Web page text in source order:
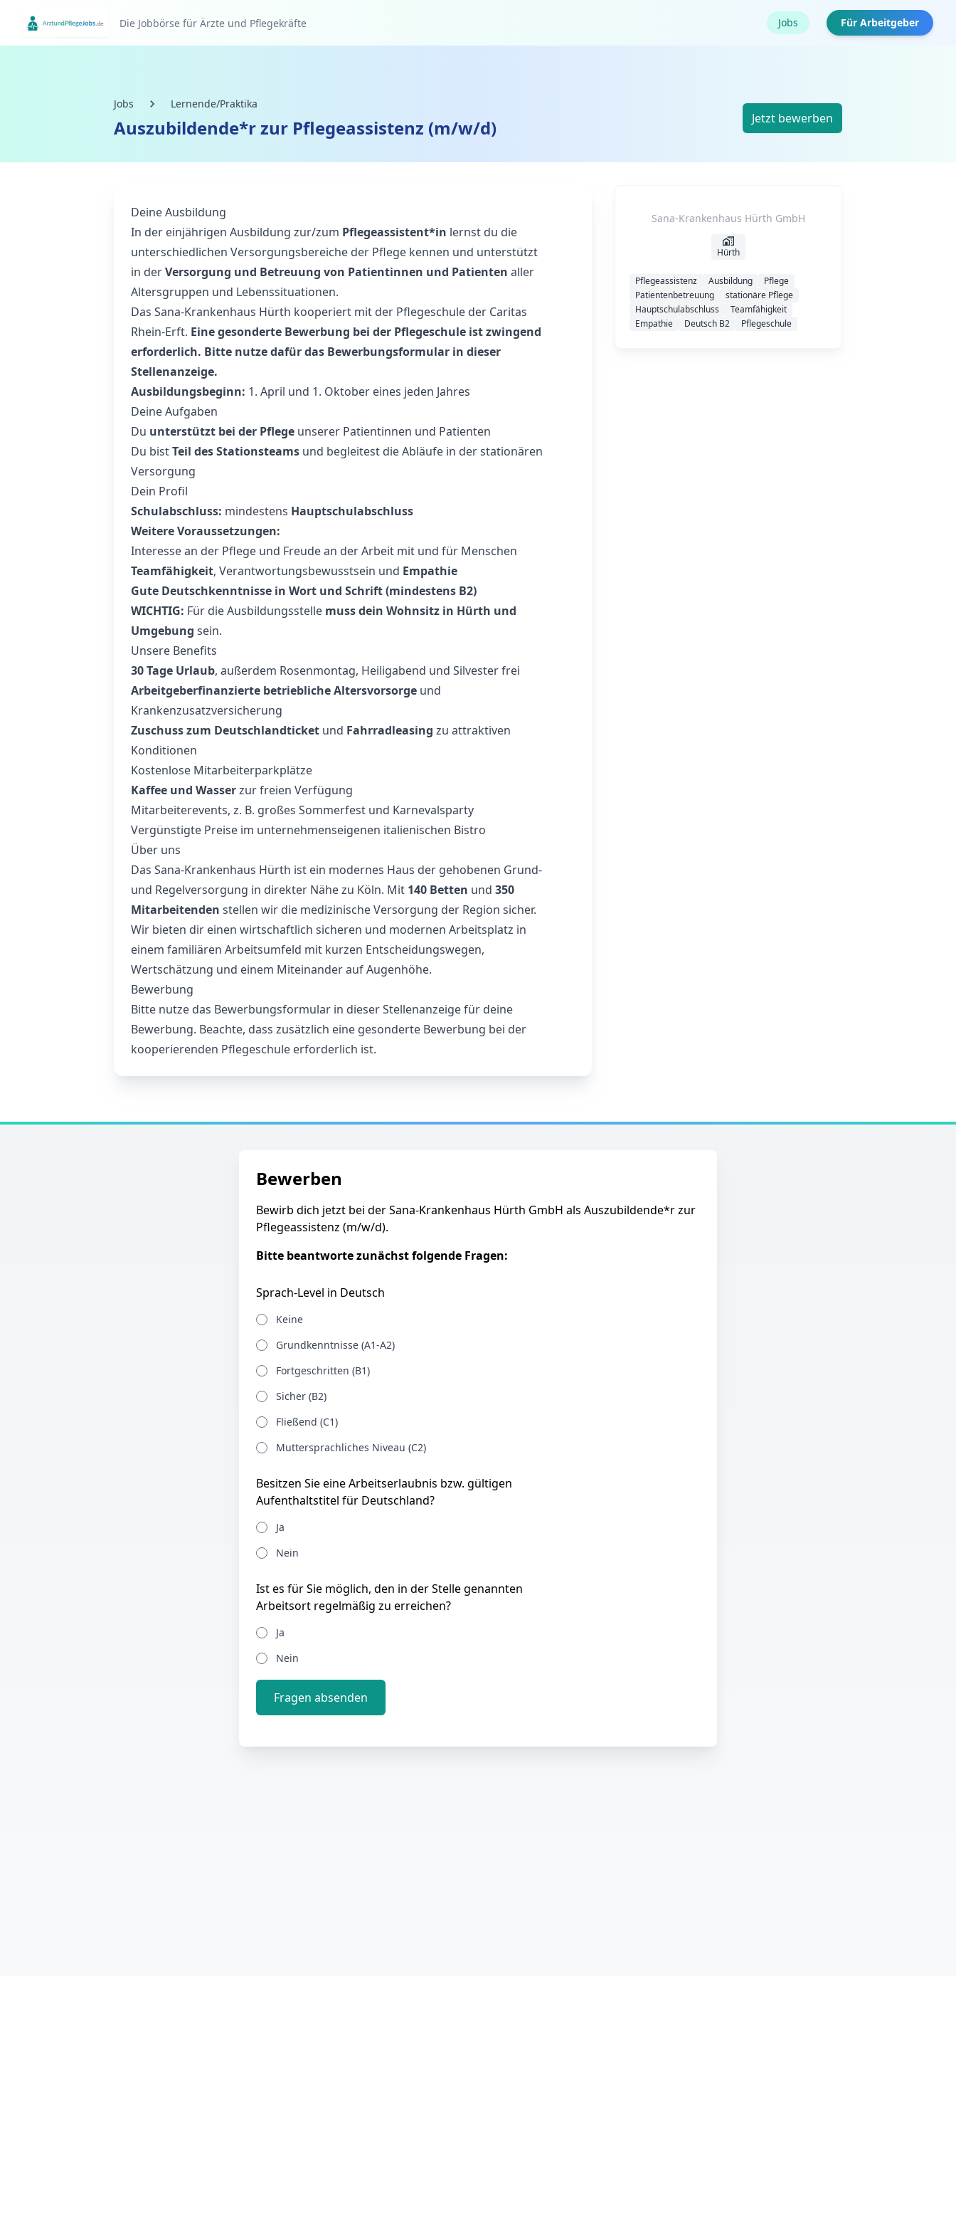
Die Jobbörse für Ärzte und Pflegekräfte Jobs Für Arbeitgeber
Jobs Lernende/Praktika
Auszubildende*r zur Pflegeassistenz (m/w/d) Jetzt bewerben
Deine Ausbildung
In der einjährigen Ausbildung zur/zum Pflegeassistent*in lernst du die
unterschiedlichen Versorgungsbereiche der Pflege kennen und unterstützt
in derVersorgung und Betreuung von Patientinnen und Patienten aller
Altersgruppen und Lebenssituationen.
Das Sana-Krankenhaus Hürth kooperiert mit der Pflegeschule der Caritas
Rhein-Erft. Eine gesonderte Bewerbung bei der Pflegeschule ist zwingend
erforderlich. Bitte nutze dafür das Bewerbungsformular in dieser
Stellenanzeige.
Ausbildungsbeginn: 1. April und 1. Oktober eines jeden Jahres
Deine Aufgaben
Du unterstützt bei der Pflege unserer Patientinnen und Patienten
Du bistTeil des Stationsteams und begleitest die Abläufe in der stationären
Versorgung
Dein Profil
Schulabschluss: mindestens Hauptschulabschluss
Weitere Voraussetzungen:
Interesse an der Pflege und Freude an der Arbeit mit und für Menschen
Teamfähigkeit, Verantwortungsbewusstsein und Empathie
Gute Deutschkenntnisse in Wort und Schrift (mindestens B2)
WICHTIG: Für die Ausbildungsstelle muss dein Wohnsitz in Hürth und
Umgebung sein.
Unsere Benefits
30 Tage Urlaub, außerdem Rosenmontag, Heiligabend und Silvester frei
Arbeitgeberfinanzierte betriebliche Altersvorsorge und
Krankenzusatzversicherung
Zuschuss zum Deutschlandticket und Fahrradleasing zu attraktiven
Konditionen
Kostenlose Mitarbeiterparkplätze
Kaffee und Wasserzur freien Verfügung
Mitarbeiterevents, z. B. großes Sommerfest und Karnevalsparty
Vergünstigte Preise im unternehmenseigenen italienischen Bistro
Über uns
Das Sana-Krankenhaus Hürth ist ein modernes Haus der gehobenen Grund-
und Regelversorgung in direkter Nähe zu Köln. Mit 140 Betten und 350
Mitarbeitenden stellen wir die medizinische Versorgung der Region sicher.
Wir bieten dir einen wirtschaftlich sicheren und modernen Arbeitsplatz in
einem familiären Arbeitsumfeld mit kurzen Entscheidungswegen,
Wertschätzung und einem Miteinander auf Augenhöhe.
Bewerbung
Bitte nutze das Bewerbungsformular in dieser Stellenanzeige für deine
Bewerbung. Beachte, dass zusätzlich eine gesonderte Bewerbung bei der
kooperierenden Pflegeschule erforderlich ist.
Sana-Krankenhaus Hürth GmbH
Hürth
Pflegeassistenz Ausbildung
Pflege
Patientenbetreuung
stationäre Pflege
Hauptschulabschluss
Teamfähigkeit
Empathie
Deutsch B2 Pflegeschule
Bewerben
Bewirb dich jetzt bei der Sana-Krankenhaus Hürth GmbH als Auszubildende*r zur
Pflegeassistenz (m/w/d).
Bitte beantworte zunächst folgende Fragen:
Sprach-Level in Deutsch
Keine
Grundkenntnisse (A1-A2)
Fortgeschritten (B1)
Sicher (B2)
Fließend (C1)
Muttersprachliches Niveau (C2)
Besitzen Sie eine Arbeitserlaubnis bzw. gültigen
Aufenthaltstitel für Deutschland?
Ja
Nein
Ist es für Sie möglich, den in der Stelle genannten
Arbeitsort regelmäßig zu erreichen?
Ja
Nein
Fragen absenden